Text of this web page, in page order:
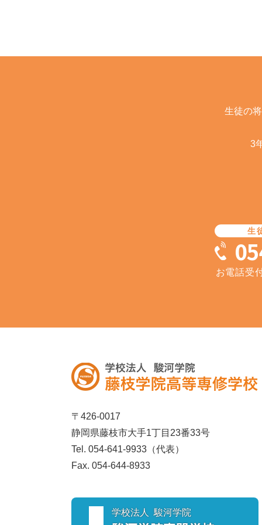
生徒の
3
生
お電話受
〒426-0017
静岡県藤枝市大手1丁目23番33号
Tel. 054-641-9933 （代表）
Fax. 054-644-8933
学校法人 駿河学院